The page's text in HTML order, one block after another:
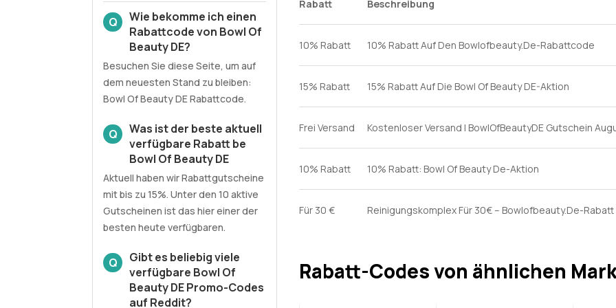
Rabatt Beschreibung
10% Rabatt 10% Rabatt Auf Den Bowlofbeauty.De-Rabattcode
15% Rabatt 15% Rabatt Auf Die Bowl Of Beauty DE-Aktion
Frei Versand Kostenloser Versand | BowlOfBeautyDE Gutschein
10% Rabatt 10% Rabatt: Bowl Of Beauty De-Aktion
Für 30 € Reinigungskomplex Für 30€ – Bowlofbeauty.De-Rabatt
Rabatt-Codes von ähnlichen
Q
Wie bekomme ich einen
Rabattcode von Bowl Of
Beauty DE?
Besuchen Sie diese Seite, um auf
dem neuesten Stand zu bleiben:
Bowl Of Beauty DE Rabattcode.
Q
Was ist der beste aktuell
verfügbare Rabatt be
Bowl Of Beauty DE
Aktuell haben wir Rabattgutscheine
mit bis zu 15%. Unter den 10 aktive
Gutscheinen ist das hier einer der
besten heute verfügbaren.
Q
Gibt es beliebig viele
verfügbare Bowl Of
Beauty DE Promo-Codes
auf Reddit?